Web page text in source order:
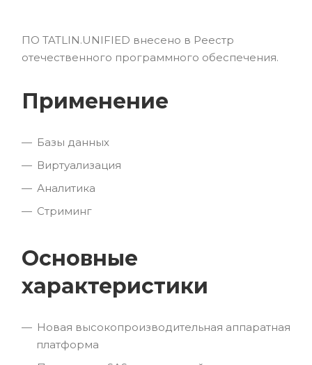
ПО TATLIN.UNIFIED внесено в Реестр
отечественного программного обеспечения.
Применение
Базы данных
Виртуализация
Аналитика
Стриминг
Основные
характеристики
Новая высокопроизводительная аппаратная
платформа